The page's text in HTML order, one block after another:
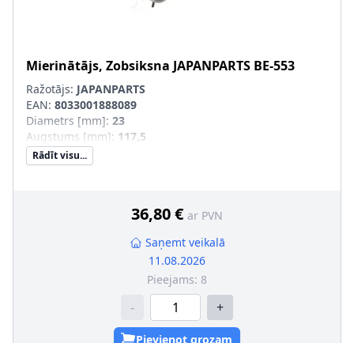
Mierinātājs, Zobsiksna JAPANPARTS BE-553
Ražotājs: JAPANPARTS
EAN: 8033001888089
Diametrs [mm]: 23
Augstums [mm]: 117,5
Rādīt visu...
36,80 € ar PVN
Saņemt veikalā
11.08.2026
Pieejams: 8
- +
Pievienot grozam